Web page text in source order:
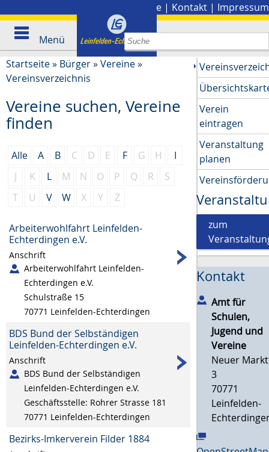
Presse | Kontakt | Impressum
Menü
Startseite» Bürger»Vereine»
Vereinsverzeichnis
Vereine suchen, Vereine
finden
Alle A B C D E F G H
I
J
K L M N O P Q R
S
T
U V W X Y Z
Arbeiterwohlfahrt Leinfelden-
Echterdingen e.V.
Anschrift
Arbeiterwohlfahrt Leinfelden-
Echterdingen e.V.
Schulstraße 15
70771 Leinfelden-Echterdingen
BDS Bund der Selbständigen
Leinfelden-Echterdingen e.V.
Anschrift
BDS Bund der Selbständigen
Leinfelden-Echterdingen e.V.
Geschäftsstelle: Rohrer Strasse 181
70771 Leinfelden-Echterdingen
Bezirks-Imkerverein Filder 1884
Verein
eintragen
Veranstaltung
planen
zum
Kontakt
Amt für
Schulen,
Jugend und
Vereine
Neuer Markt
3
70771
Leinfelden-